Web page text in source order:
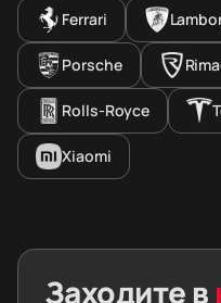
Ferrari
Porsche
Rolls-Royce
Xiaomi
Заходите в